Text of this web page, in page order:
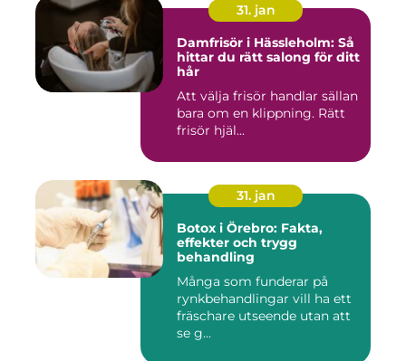
31. jan
Damfrisör i Hässleholm: Så
hittar du rätt salong för ditt
hår
Att välja frisör handlar sällan
bara om en klippning. Rätt
frisör hjäl...
31. jan
Botox i Örebro: Fakta,
effekter och trygg
behandling
Många som funderar på
rynkbehandlingar vill ha ett
fräschare utseende utan att
se g...